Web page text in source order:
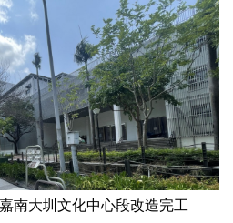
南大圳文化中心段改造完工